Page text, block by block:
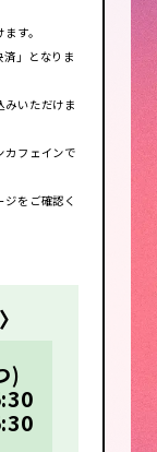
い
だ
す。
」となりま
いただけま
カフェインで
をご確認く
)